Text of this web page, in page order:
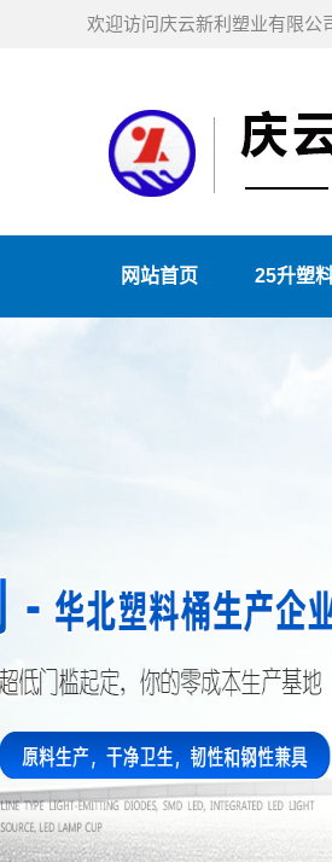
欢迎访问庆云新利塑业有限公
网站首页 25升塑